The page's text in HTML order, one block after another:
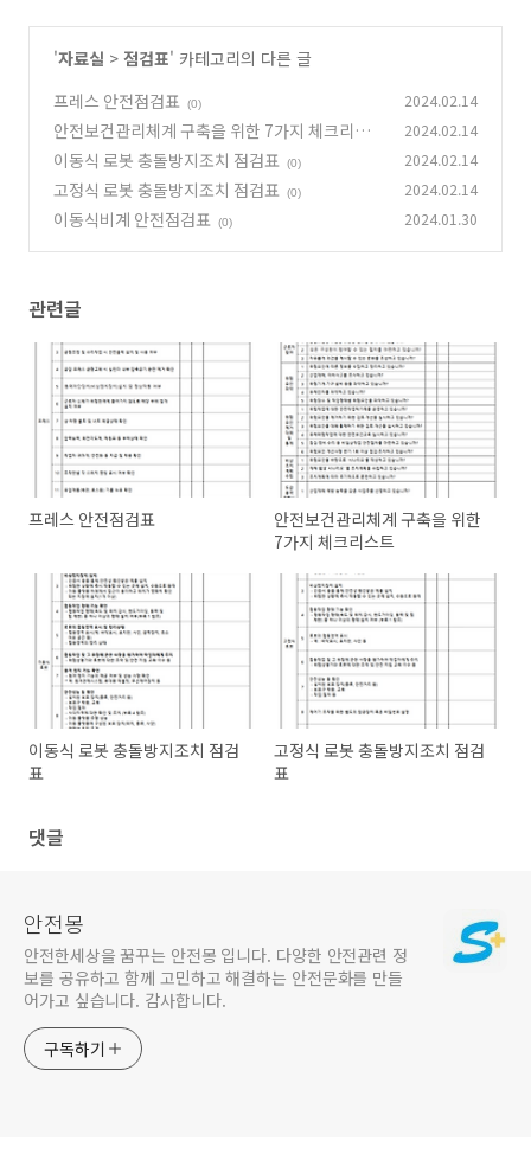
'자료실 > 점검표' 카테고리의 다른 글
프레스 안전점검표 (0) 2024.02.14
안전보건관리체계 구축을 위한 7가지 체크리스
트
(0)
2024.02.14
이동식 로봇 충돌방지조치 점검표 (0) 2024.02.14
고정식 로봇 충돌방지조치 점검표 (0) 2024.02.14
이동식비계 안전점검표 (0) 2024.01.30
관련글
프레스 안전점검표
안전보건관리체계 구축을 위한
7가지 체크리스트
이동식 로봇 충돌방지조치 점검
표
고정식 로봇 충돌방지조치 점검
표
댓글
안전몽
안전한세상을 꿈꾸는 안전몽 입니다. 다양한 안전관련 정
보를 공유하고 함께 고민하고 해결하는 안전문화를 만들
어가고 싶습니다. 감사합니다.
구독하기